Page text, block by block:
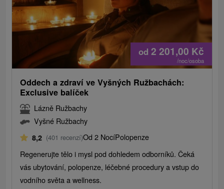
od 2 201,00 Kč
/noc/osoba
Oddech a zdraví ve Vyšných Ružbachách:
Exclusive balíček
Lázně Ružbachy
Vyšné Ružbachy
8,2 (401 recenzí)Od 2 NocíPolopenze
Regenerujte tělo i mysl pod dohledem odborníků. Čeká
vás ubytování, polopenze, léčebné procedury a vstup do
vodního světa a wellness.